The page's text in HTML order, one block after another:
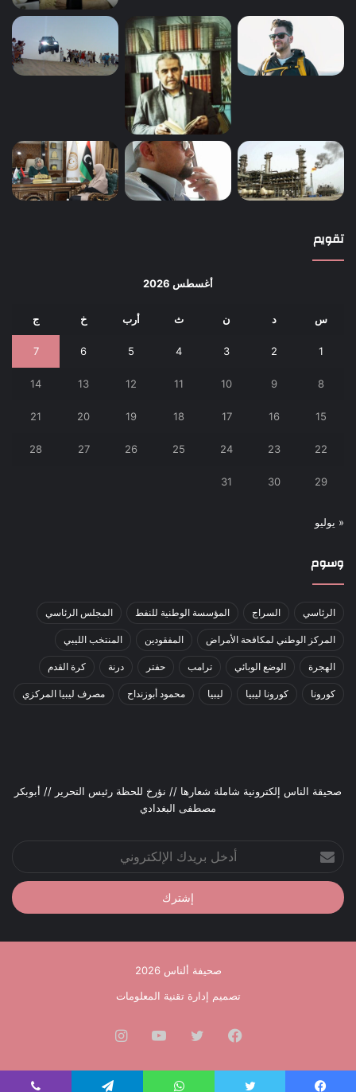
تقويم
أغسطس 2026
س د ن ث أرب خ ج
1
2
3
4
5
6
7
8
9
10
11
12
13
14
15
16
17
18
19
20
21
22
23
24
25
26
27
28
29
30
31
« يوليو
وسوم
الرئاسي السراج المؤسسة الوطنية للنفط المجلس الرئاسي
المركز الوطني لمكافحة الأمراض المفقودين المنتخب الليبي
الهجرة الوضع الوبائي ترامب حفتر درنة كرة القدم
كورونا كورونا ليبيا ليبيا محمود أبوزنداح مصرف ليبيا المركزي
صحيقة الناس إلكترونية شاملة شعارها // نؤرخ للحظة رئيس التحرير // أبوبكر
مصطفى البغدادي
بريدك
الإلكتروني
صحيفة ألناس 2026
تصميم إدارة تقنية المعلومات
فيسبوك تويتر يوتيوب